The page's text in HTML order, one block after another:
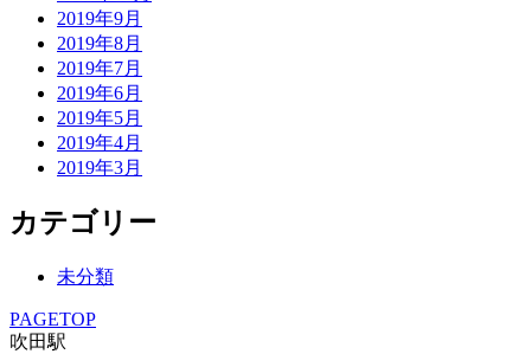
2019年9月
2019年8月
2019年7月
2019年6月
2019年5月
2019年4月
2019年3月
カテゴリー
未分類
PAGETOP
吹田駅